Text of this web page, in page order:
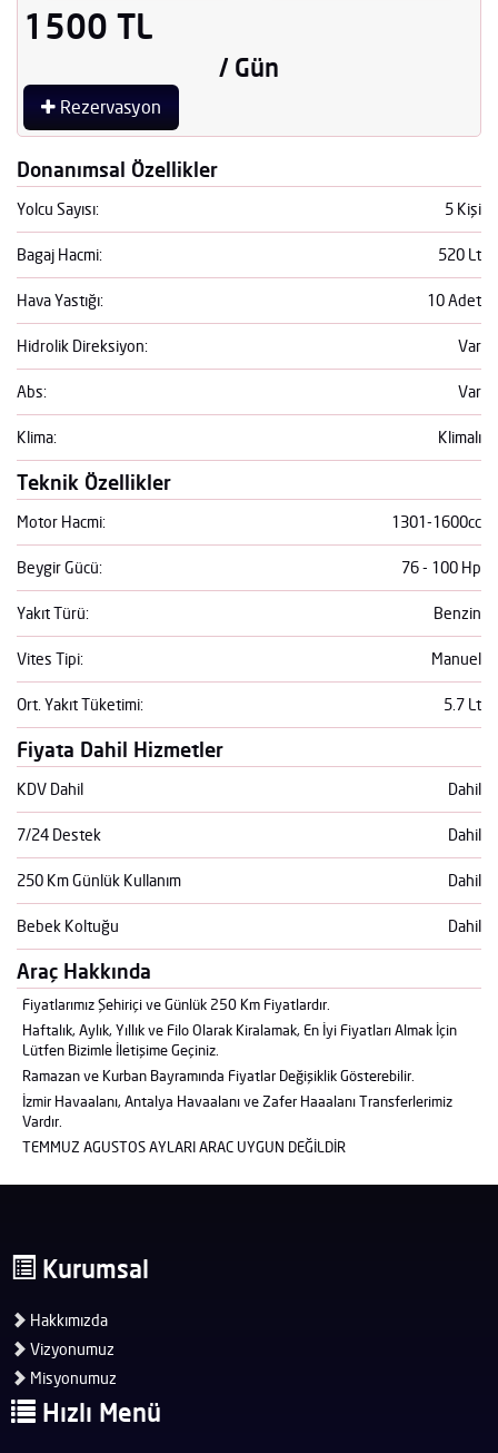
1500 TL
/ Gün
Rezervasyon
Donanımsal Özellikler
Yolcu Sayısı: 5 Kişi
Bagaj Hacmi: 520 Lt
Hava Yastığı: 10 Adet
Hidrolik Direksiyon: Var
Abs: Var
Klima: Klimalı
Teknik Özellikler
Motor Hacmi: 1301-1600cc
Beygir Gücü: 76 - 100 Hp
Yakıt Türü: Benzin
Vites Tipi: Manuel
Ort. Yakıt Tüketimi: 5.7 Lt
Fiyata Dahil Hizmetler
KDV Dahil Dahil
7/24 Destek Dahil
250 Km Günlük Kullanım Dahil
Bebek Koltuğu Dahil
Araç Hakkında
Fiyatlarımız Şehiriçi ve Günlük 250 Km Fiyatlardır.
Haftalık, Aylık, Yıllık ve Filo Olarak Kiralamak, En İyi Fiyatları Almak İçin
Lütfen Bizimle İletişime Geçiniz.
Ramazan ve Kurban Bayramında Fiyatlar Değişiklik Gösterebilir.
İzmir Havaalanı, Antalya Havaalanı ve Zafer Haaalanı Transferlerimiz
Vardır.
TEMMUZ AGUSTOS AYLARI ARAC UYGUN DEĞİLDİR
Kurumsal
Hakkımızda
Vizyonumuz
Misyonumuz
Hızlı Menü